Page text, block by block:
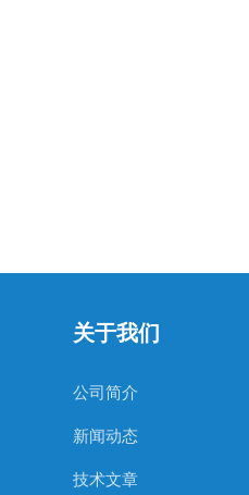
关于我们
公司简介
新闻动态
技术文章